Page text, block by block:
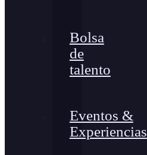
Bolsa
de
talento
Eventos &
Experiencias